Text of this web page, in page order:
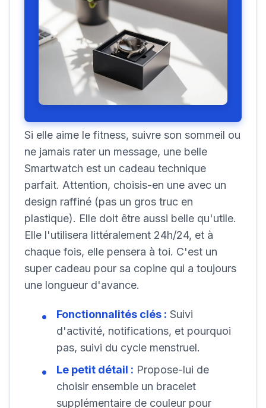
Si elle aime le fitness, suivre son sommeil ou
ne jamais rater un message, une belle
Smartwatch est un cadeau technique
parfait. Attention, choisis-en une avec un
design raffiné (pas un gros truc en
plastique). Elle doit être aussi belle qu'utile.
Elle l'utilisera littéralement 24h/24, et à
chaque fois, elle pensera à toi. C'est un
super cadeau pour sa copine qui a toujours
une longueur d'avance.
Fonctionnalités clés : Suivi
d'activité, notifications, et pourquoi
pas, suivi du cycle menstruel.
Le petit détail : Propose-lui de
choisir ensemble un bracelet
supplémentaire de couleur pour